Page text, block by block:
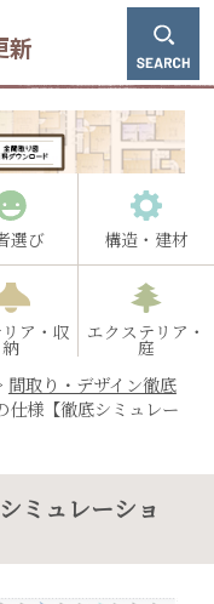
新
選び 構造・建材
ア・収
納
エクステリア・
庭
間取り・デザイン徹底
仕様【徹底シミュレー
ミュレーショ